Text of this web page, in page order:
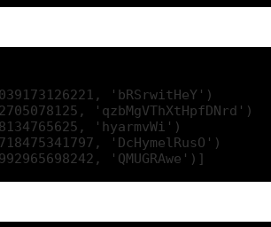
'bRSrwitHeY')
'qzbMgVThXtHpfDNrd')
'hyarmvWi')
'DcHymelRusO')
'QMUGRAwe')]